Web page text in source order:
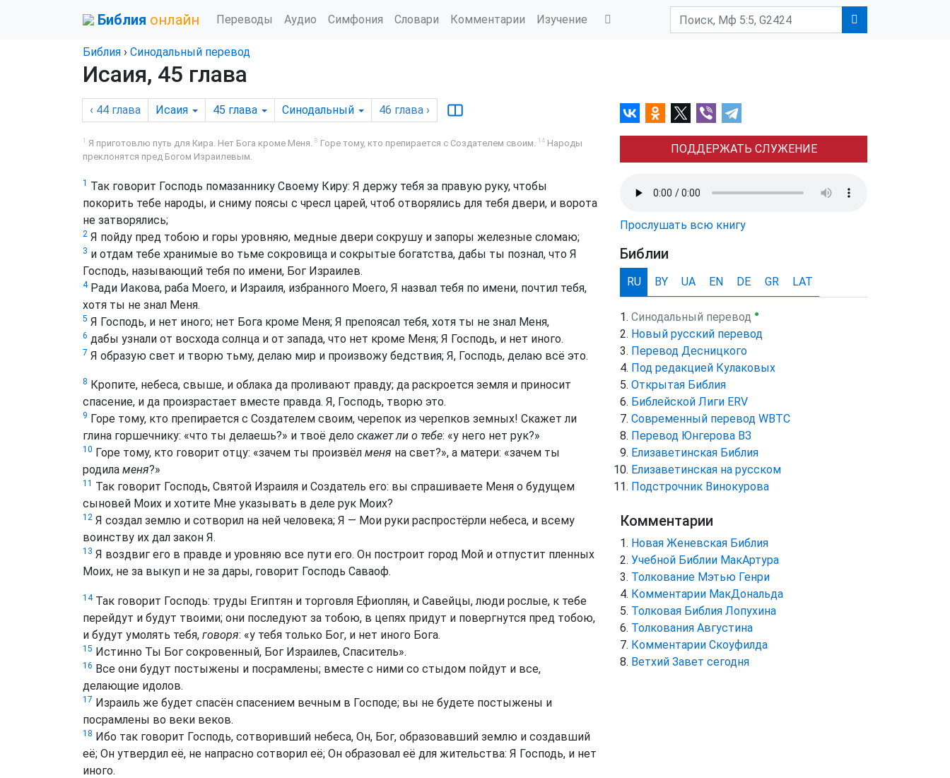
Библия онлайн Переводы Аудио Симфония Словари Комментарии Изучение
Библия › Синодальный перевод
Исаия, 45 глава
‹ 44 глава Исаия 45 глава Синодальный 46 глава ›
1 Я приготовлю путь для Кира. Нет Бога кроме Меня. 8 Горе тому, кто препирается с Создателем своим. 14 Народы
преклонятся пред Богом Израилевым.
1 Так говорит Господь помазаннику Своему Киру: Я держу тебя за правую руку, чтобы
покорить тебе народы, и сниму поясы с чресл царей, чтоб отворялись для тебя двери, и ворота
не затворялись;
2 Я пойду пред тобою и горы уровняю, медные двери сокрушу и запоры железные сломаю;
3 и отдам тебе хранимые во тьме сокровища и сокрытые богатства, дабы ты познал, что Я
Господь, называющий тебя по имени, Бог Израилев.
4Ради Иакова, раба Моего, и Израиля, избранного Моего, Я назвал тебя по имени, почтил тебя,
хотя ты не знал Меня.
5 Я Господь, и нет иного; нет Бога кроме Меня; Я препоясал тебя, хотя ты не знал Меня,
6 дабы узнали от восхода солнца и от запада, что нет кроме Меня; Я Господь, и нет иного.
7 Я образую свет и творю тьму, делаю мир и произвожу бедствия; Я, Господь, делаю всё это.
8 Кропите, небеса, свыше, и облака да проливают правду; да раскроется земля и приносит
спасение, и да произрастает вместе правда. Я, Господь, творю это.
9 Горе тому, кто препирается с Создателем своим, черепок из черепков земных! Скажет ли
глина горшечнику: «что ты делаешь?» и твоё дело скажет ли о тебе: «у него нет рук?»
10 Горе тому, кто говорит отцу: «зачем ты произвёл меня на свет?», а матери: «зачем ты
родила меня?»
11 Так говорит Господь, Святой Израиля и Создатель его: вы спрашиваете Меня о будущем
сыновей Моих и хотите Мне указывать в деле рук Моих?
12 Я создал землю и сотворил на ней человека; Я — Мои руки распростёрли небеса, и всему
воинству их дал закон Я.
13 Я воздвиг его в правде и уровняю все пути его. Он построит город Мой и отпустит пленных
Моих, не за выкуп и не за дары, говорит Господь Саваоф.
14Так говорит Господь: труды Египтян и торговля Ефиоплян, и Савейцы, люди рослые, к тебе
перейдут и будут твоими; они последуют за тобою, в цепях придут и повергнутся пред тобою,
и будут умолять тебя, говоря: «у тебя только Бог, и нет иного Бога.
15 Истинно Ты Бог сокровенный, Бог Израилев, Спаситель».
16 Все они будут постыжены и посрамлены; вместе с ними со стыдом пойдут и все,
делающие идолов.
17 Израиль же будет спасён спасением вечным в Господе; вы не будете постыжены и
посрамлены во веки веков.
18 Ибо так говорит Господь, сотворивший небеса, Он, Бог, образовавший землю и создавший
её; Он утвердил её, не напрасно сотворил её; Он образовал её для жительства: Я Господь, и нет
иного.
ПОДДЕРЖАТЬ СЛУЖЕНИЕ
Прослушать всю книгу
Библии
RU BY UA EN DE GR LAT
Синодальный перевод ●
Новый русский перевод
Перевод Десницкого
Под редакцией Кулаковых
Открытая Библия
Библейской Лиги ERV
Cовременный перевод WBTC
Перевод Юнгерова ВЗ
Елизаветинская Библия
Елизаветинская на русском
Подстрочник Винокурова
Комментарии
Новая Женевская Библия
Учебной Библии МакАртура
Толкование Мэтью Генри
Комментарии МакДональда
Толковая Библия Лопухина
Толкования Августина
Комментарии Скоуфилда
Ветхий Завет сегодня